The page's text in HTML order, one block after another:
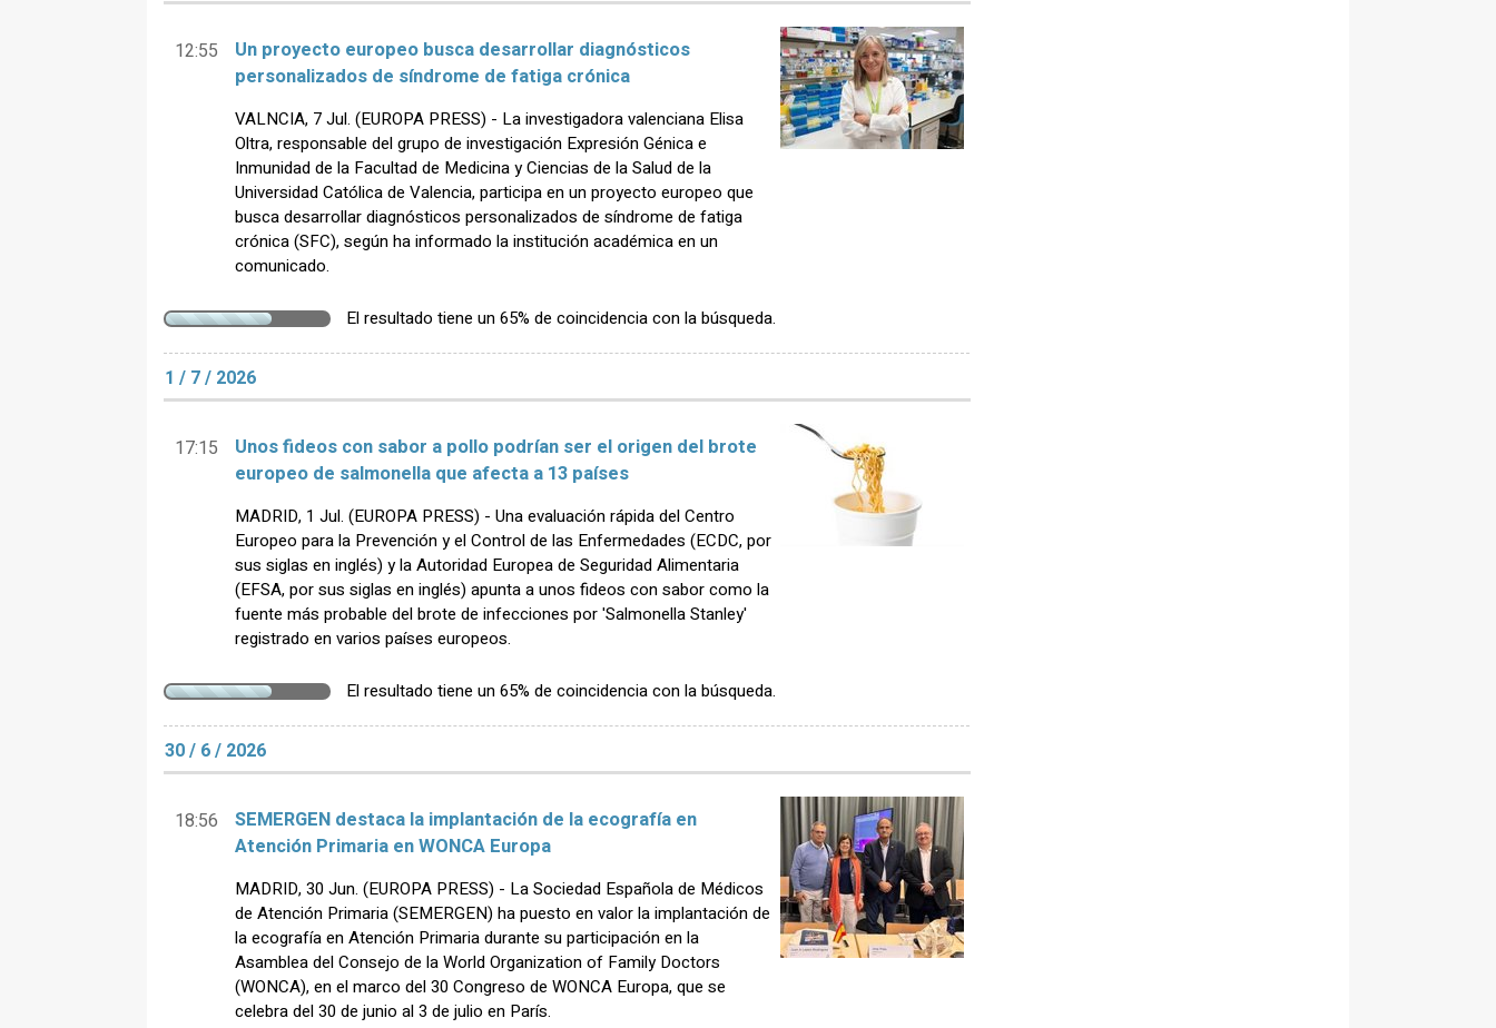
12:55
Un proyecto europeo busca desarrollar diagnósticos
personalizados de síndrome de fatiga crónica
VALNCIA, 7 Jul. (EUROPA PRESS) - La investigadora valenciana Elisa
Oltra, responsable del grupo de investigación Expresión Génica e
Inmunidad de la Facultad de Medicina y Ciencias de la Salud de la
Universidad Católica de Valencia, participa en un proyecto europeo que
busca desarrollar diagnósticos personalizados de síndrome de fatiga
crónica (SFC), según ha informado la institución académica en un
comunicado.
El resultado tiene un 65% de coincidencia con la búsqueda.
1 / 7 / 2026
17:15
Unos fideos con sabor a pollo podrían ser el origen del brote
europeo de salmonella que afecta a 13 países
MADRID, 1 Jul. (EUROPA PRESS) - Una evaluación rápida del Centro
Europeo para la Prevención y el Control de las Enfermedades (ECDC, por
sus siglas en inglés) y la Autoridad Europea de Seguridad Alimentaria
(EFSA, por sus siglas en inglés) apunta a unos fideos con sabor como la
fuente más probable del brote de infecciones por 'Salmonella Stanley'
registrado en varios países europeos.
El resultado tiene un 65% de coincidencia con la búsqueda.
30 / 6 / 2026
18:56
SEMERGEN destaca la implantación de la ecografía en
Atención Primaria en WONCA Europa
MADRID, 30 Jun. (EUROPA PRESS) - La Sociedad Española de Médicos
de Atención Primaria (SEMERGEN) ha puesto en valor la implantación de
la ecografía en Atención Primaria durante su participación en la
Asamblea del Consejo de la World Organization of Family Doctors
(WONCA), en el marco del 30 Congreso de WONCA Europa, que se
celebra del 30 de junio al 3 de julio en París.